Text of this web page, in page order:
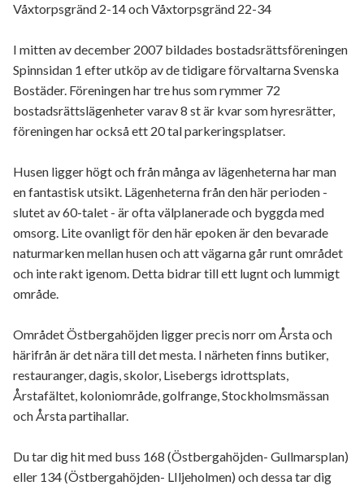
Ekonomi
Utförda renoveringar
Planerade renoveringar
Övrigt
Våxtorpsgränd 2-14 och Våxtorpsgränd 22-34
I mitten av december 2007 bildades bostadsrättsföreningen
Spinnsidan 1 efter utköp av de tidigare förvaltarna Svenska
Bostäder. Föreningen har tre hus som rymmer 72
bostadsrättslägenheter varav 8 st är kvar som hyresrätter,
föreningen har också ett 20 tal parkeringsplatser.
Husen ligger högt och från många av lägenheterna har man
en fantastisk utsikt. Lägenheterna från den här perioden -
slutet av 60-talet - är ofta välplanerade och byggda med
omsorg. Lite ovanligt för den här epoken är den bevarade
naturmarken mellan husen och att vägarna går runt området
och inte rakt igenom. Detta bidrar till ett lugnt och lummigt
område.
Området Östbergahöjden ligger precis norr om Årsta och
härifrån är det nära till det mesta. I närheten finns butiker,
restauranger, dagis, skolor, Lisebergs idrottsplats,
Årstafältet, koloniområde, golfrange, Stockholmsmässan
och Årsta partihallar.
Du tar dig hit med buss 168 (Östbergahöjden- Gullmarsplan)
eller 134 (Östbergahöjden- LIljeholmen) och dessa tar dig